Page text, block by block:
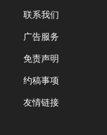
联系我们
广告服务
免责声明
约稿事项
友情链接